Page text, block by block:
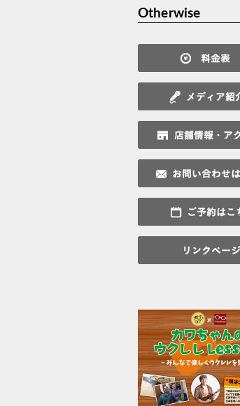
Otherwise